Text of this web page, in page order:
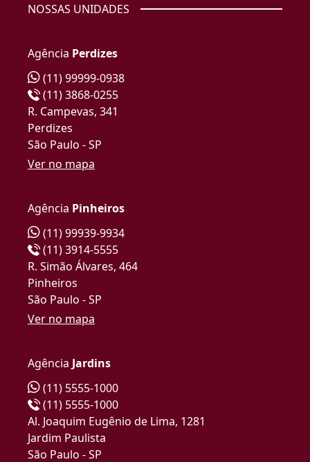
NOSSAS UNIDADES
Agência Perdizes
(11) 99999-0938
(11) 3868-0255
R. Campevas, 341
Perdizes
São Paulo - SP
Ver no mapa
Agência Pinheiros
(11) 99939-9934
(11) 3914-5555
R. Simão Álvares, 464
Pinheiros
São Paulo - SP
Ver no mapa
Agência Jardins
(11) 5555-1000
(11) 5555-1000
Al. Joaquim Eugênio de Lima, 1281
Jardim Paulista
São Paulo - SP